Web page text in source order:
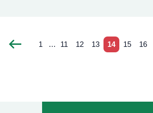
Pagination
P
1 …
P
11
P
12
P
13
P
14
P
15
P
16